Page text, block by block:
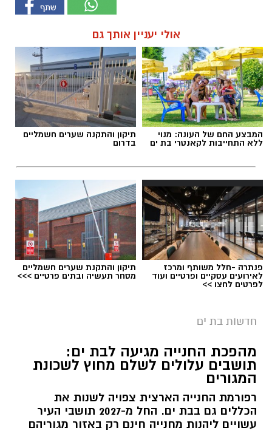
אולי יעניין אותך גם
המבצע החם של העונה: מנוי
ללא התחייבות לקאנטרי בת ים
תיקון והתקנה שערים חשמליים
בדרום
פנתרה -חלל משותף ומרכז
לאירועים עסקיים ופרטיים ועוד
לפרטים לחצו >>
תיקון והתקנת שערים חשמליים
מסחר תעשיה ובתים פרטיים >>>
חדשות בת ים
מהפכת החנייה מגיעה לבת ים:
תושבים עלולים לשלם מחוץ לשכונת
המגורים
רפורמת החנייה הארצית צפויה לשנות את
הכללים גם בבת ים. החל מ-2027 תושבי העיר
עשויים ליהנות מחנייה חינם רק באזור מגוריהם